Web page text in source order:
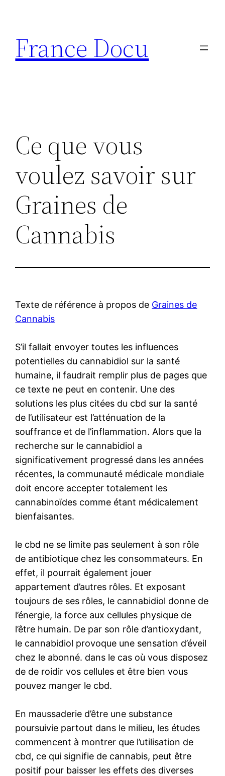
contenu
France Docu
Ce que vous
voulez savoir sur
Graines de
Cannabis
Texte de référence à propos de Graines de
Cannabis
S’il fallait envoyer toutes les influences
potentielles du cannabidiol sur la santé
humaine, il faudrait remplir plus de pages que
ce texte ne peut en contenir. Une des
solutions les plus citées du cbd sur la santé
de l’utilisateur est l’atténuation de la
souffrance et de l’inflammation. Alors que la
recherche sur le cannabidiol a
significativement progressé dans les années
récentes, la communauté médicale mondiale
doit encore accepter totalement les
cannabinoïdes comme étant médicalement
bienfaisantes.
le cbd ne se limite pas seulement à son rôle
de antibiotique chez les consommateurs. En
effet, il pourrait également jouer
appartement d’autres rôles. Et exposant
toujours de ses rôles, le cannabidiol donne de
l’énergie, la force aux cellules physique de
l’être humain. De par son rôle d’antioxydant,
le cannabidiol provoque une sensation d’éveil
chez le abonné. dans le cas où vous disposez
de de roidir vos cellules et être bien vous
pouvez manger le cbd.
En maussaderie d’être une substance
poursuivie partout dans le milieu, les études
commencent à montrer que l’utilisation de
cbd, ce qui signifie de cannabis, peut être
positif pour baisser les effets des diverses